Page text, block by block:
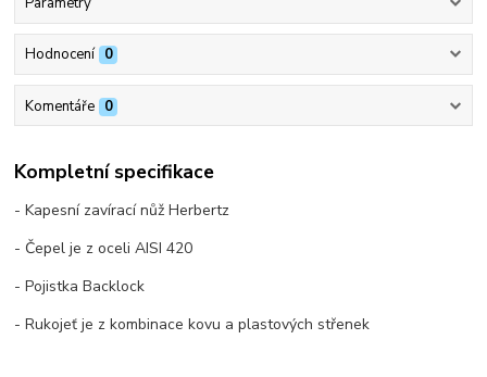
Hodnocení 0
Komentáře 0
Kompletní specifikace
- Kapesní zavírací nůž Herbertz
- Čepel je z oceli AISI 420
- Pojistka Backlock
- Rukojeť je z kombinace kovu a plastových střenek